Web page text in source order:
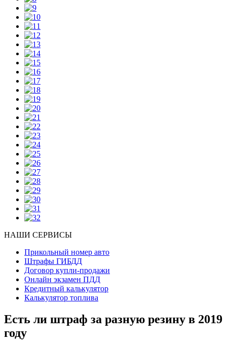
НАШИ СЕРВИСЫ
Прикольный номер авто
Штрафы ГИБДД
Договор купли-продажи
Онлайн экзамен ПДД
Кредитный калькулятор
Калькулятор топлива
Есть ли штраф за разную резину в 2019
году